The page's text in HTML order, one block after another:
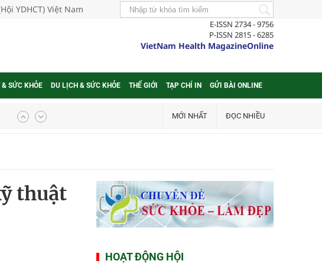
YDHCT) Việt Nam
E-ISSN 2734 - 9756
P-ISSN 2815 - 6285
VietNam Health MagazineOnline
SỨC KHỎE DU LỊCH & SỨC KHỎE THẾ GIỚI TẠP CHÍ IN GỬI BÀI ONLINE
MỚI NHẤT ĐỌC NHIỀU
thuật
HOẠT ĐỘNG HỘI